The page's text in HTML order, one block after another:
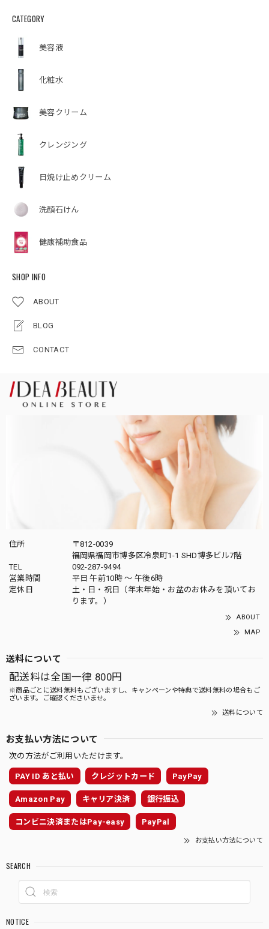
CATEGORY
美容液
化粧水
美容クリーム
クレンジング
日焼け止めクリーム
洗顔石けん
健康補助食品
SHOP INFO
ABOUT
BLOG
CONTACT
住所
〒812-0039
福岡県福岡市博多区冷泉町1-1 SHD博多ビル7階
TEL
092-287-9494
営業時間
平日 午前10時 〜 午後6時
定休日
土・日・祝日（年末年始・お盆のお休みを頂いてお
ります。）
ABOUT
MAP
送料について
配送料は全国一律 800円
※商品ごとに送料無料もございますし、キャンペーンや特典で送料無料の場合もご
ざいます。ご確認くださいませ。
送料について
お支払い方法について
次の方法がご利用いただけます。
PAY ID あと払い クレジットカード PayPay
Amazon Pay キャリア決済 銀行振込
コンビニ決済またはPay-easy PayPal
お支払い方法について
SEARCH
NOTICE